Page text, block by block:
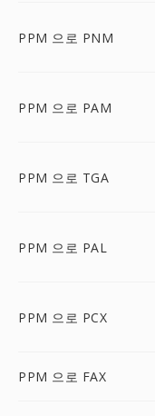
PPM 으로 PNM
PPM 으로 PAM
PPM 으로 TGA
PPM 으로 PAL
PPM 으로 PCX
PPM 으로 FAX